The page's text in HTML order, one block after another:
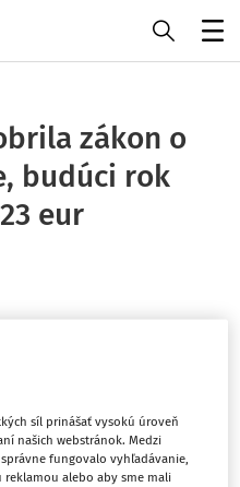
zákon o
budúci rok
eur
zákon o minimálnej
jej hovorca Martin
mzda tak bude na
rokovala so
zväzov (KOZ) SR,
síl prinášať vysokú úroveň
našich webstránok. Medzi
fungovalo vyhľadávanie,
alebo aby sme mali